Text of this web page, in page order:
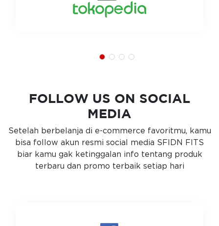
FOLLOW US ON SOCIAL
MEDIA
Setelah berbelanja di e-commerce favoritmu, kamu
bisa follow akun resmi social media SFIDN FITS
biar kamu gak ketinggalan info tentang produk
terbaru dan promo terbaik setiap hari